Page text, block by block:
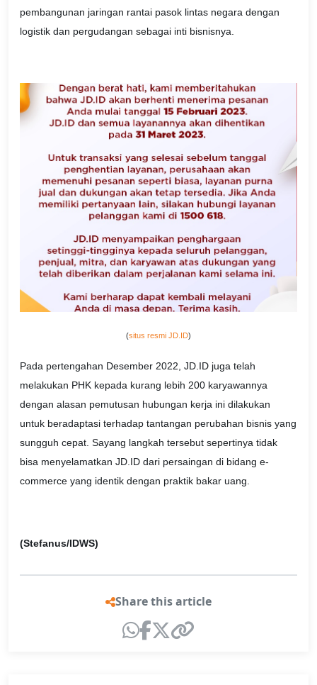
pembangunan jaringan rantai pasok lintas negara dengan
logistik dan pergudangan sebagai inti bisnisnya.
(situs resmi JD.ID)
Pada pertengahan Desember 2022, JD.ID juga telah
melakukan PHK kepada kurang lebih 200 karyawannya
dengan alasan pemutusan hubungan kerja ini dilakukan
untuk beradaptasi terhadap tantangan perubahan bisnis yang
sungguh cepat. Sayang langkah tersebut sepertinya tidak
bisa menyelamatkan JD.ID dari persaingan di bidang e-
commerce yang identik dengan praktik bakar uang.
(Stefanus/IDWS)
Share this article